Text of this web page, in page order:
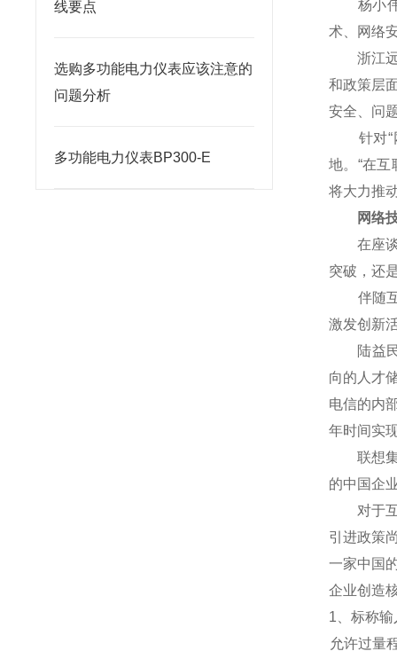
线要点
选购多功能电力仪表应该注意的
问题分析
多功能电力仪表BP300-E
杨小伟
术、网络
浙江远
和政策层
安全、问
针对“网
地。“在
将大力推
网络技
在座谈
突破，还
伴随互
激发创新
陆益民
向的人才
电信的内
年时间实
联想集
的中国企
对于互
引进政策
一家中国
企业创造
1 、标称
允许过量